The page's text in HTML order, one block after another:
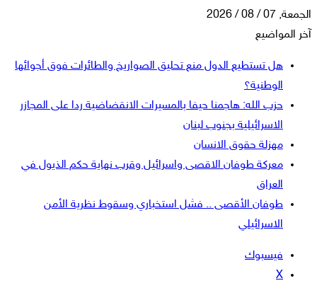
الجمعة, 07 / 08 / 2026
آخر المواضيع
هل تستطيع الدول منع تحليق الصواريخ والطائرات فوق أجوائها
الوطنية؟
حزب الله: هاجمنا حيفا بالمسيرات الانقضاضية ردا على المجازر
الاسرائيلية بجنوب لبنان
مهزلة حقوق الانسان
معركة طوفان الاقصى واسرائيل وقرب نهاية حكم الذيول في
العراق
طوفان الأقصى .. فشل استخباري وسقوط نظرية الأمن
الاسرائيلي
فيسبوك
‫X